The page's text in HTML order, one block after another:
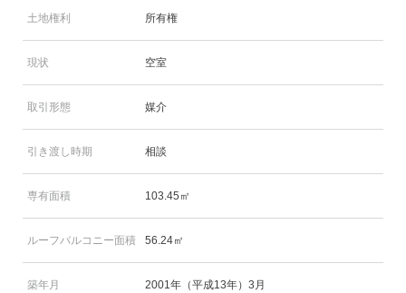
土地権利 所有権
現状 空室
取引形態 媒介
引き渡し時期 相談
専有面積 103.45㎡
ルーフバルコニー面積 56.24㎡
築年月 2001年（平成13年）3月